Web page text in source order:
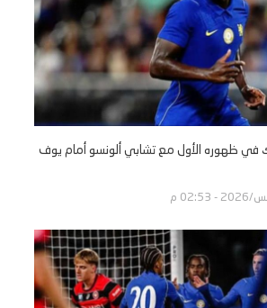
في ظهوره الأول مع تشابي ألونسو أمام يوف